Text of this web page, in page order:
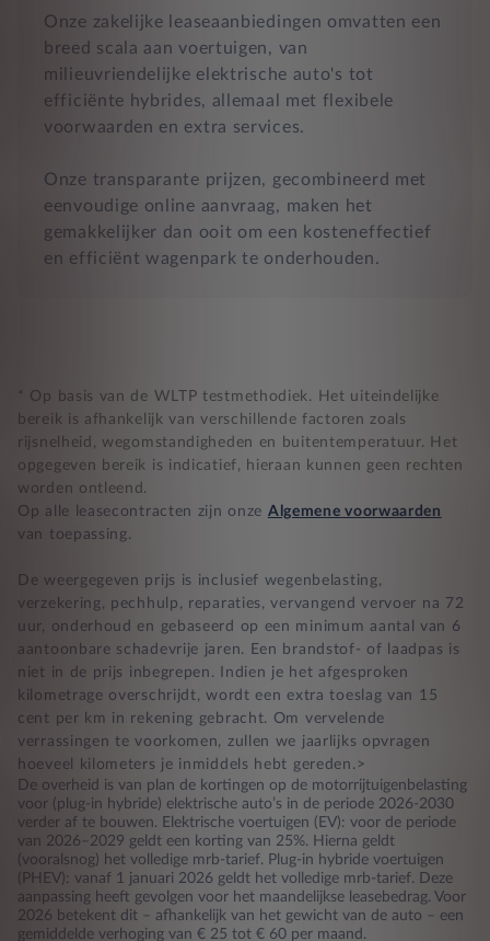
Onze zakelijke leaseaanbiedingen omvatten een
breed scala aan voertuigen, van
milieuvriendelijke elektrische auto's tot
efficiënte hybrides, allemaal met flexibele
voorwaarden en extra services.
Onze transparante prijzen, gecombineerd met
eenvoudige online aanvraag, maken het
gemakkelijker dan ooit om een kosteneffectief
en efficiënt wagenpark te onderhouden.
* Op basis van de WLTP testmethodiek. Het uiteindelijke
bereik is afhankelijk van verschillende factoren zoals
rijsnelheid, wegomstandigheden en buitentemperatuur. Het
opgegeven bereik is indicatief, hieraan kunnen geen rechten
worden ontleend.
Op alle leasecontracten zijn onze Algemene voorwaarden
van toepassing.
De weergegeven prijs is inclusief wegenbelasting,
verzekering, pechhulp, reparaties, vervangend vervoer na 72
uur, onderhoud en gebaseerd op een minimum aantal van 6
aantoonbare schadevrije jaren. Een brandstof- of laadpas is
niet in de prijs inbegrepen. Indien je het afgesproken
kilometrage overschrijdt, wordt een extra toeslag van 15
cent per km in rekening gebracht. Om vervelende
verrassingen te voorkomen, zullen we jaarlijks opvragen
hoeveel kilometers je inmiddels hebt gereden.>
De overheid is van plan de kortingen op de motorrijtuigenbelasting
voor (plug-in hybride) elektrische auto’s in de periode 2026-2030
verder af te bouwen. Elektrische voertuigen (EV): voor de periode
van 2026–2029 geldt een korting van 25%. Hierna geldt
(vooralsnog) het volledige mrb-tarief. Plug-in hybride voertuigen
(PHEV): vanaf 1 januari 2026 geldt het volledige mrb-tarief. Deze
aanpassing heeft gevolgen voor het maandelijkse leasebedrag. Voor
2026 betekent dit – afhankelijk van het gewicht van de auto – een
gemiddelde verhoging van € 25 tot € 60 per maand.